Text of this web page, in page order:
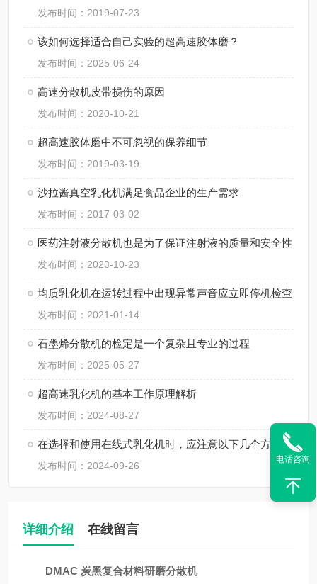
发布时间：2019-07-23
该如何选择适合自己实验的超高速胶体磨？
发布时间：2025-06-24
高速分散机皮带损伤的原因
发布时间：2020-10-21
超高速胶体磨中不可忽视的保养细节
发布时间：2019-03-19
沙拉酱真空乳化机满足食品企业的生产需求
发布时间：2017-03-02
医药注射液分散机也是为了保证注射液的质量和安全性
发布时间：2023-10-23
均质乳化机在运转过程中出现异常声音应立即停机检查
发布时间：2021-01-14
石墨烯分散机的检定是一个复杂且专业的过程
发布时间：2025-05-27
超高速乳化机的基本工作原理解析
发布时间：2024-08-27
在选择和使用在线式乳化机时，应注意以下几个方面
发布时间：2024-09-26
详细介绍 在线留言
DMAC 炭黑复合材料研磨分散机
电话咨询